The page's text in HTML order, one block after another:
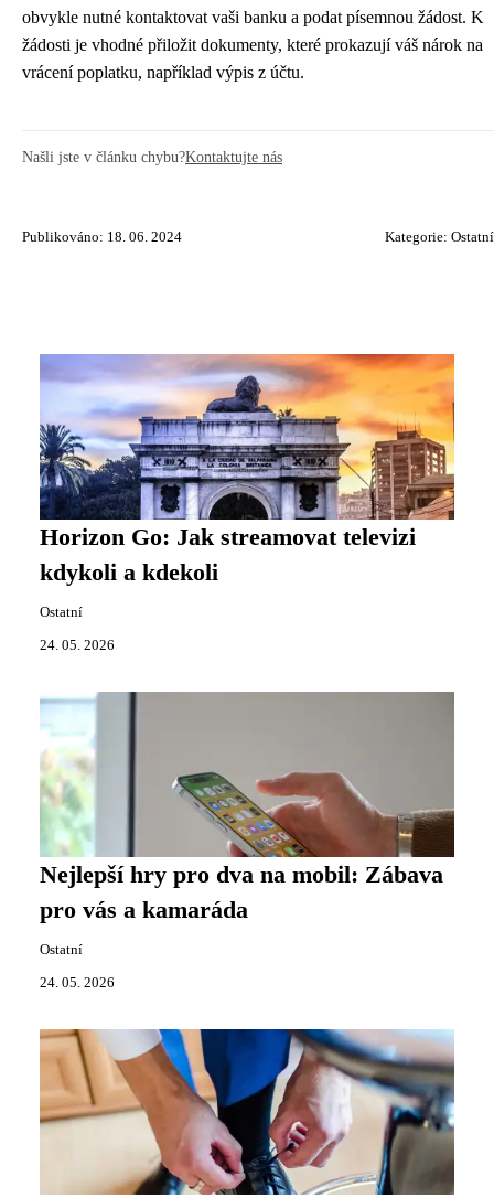
obvykle nutné kontaktovat vaši banku a podat písemnou žádost. K
žádosti je vhodné přiložit dokumenty, které prokazují váš nárok na
vrácení poplatku, například výpis z účtu.
Našli jste v článku chybu?Kontaktujte nás
Publikováno: 18. 06. 2024 Kategorie: Ostatní
Horizon Go: Jak streamovat televizi
kdykoli a kdekoli
Ostatní
24. 05. 2026
Nejlepší hry pro dva na mobil: Zábava
pro vás a kamaráda
Ostatní
24. 05. 2026